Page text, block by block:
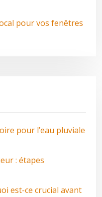
pour vos fenêtres
pour l’eau pluviale
: étapes
est-ce crucial avant